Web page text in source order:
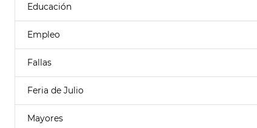
Educación
Empleo
Fallas
Feria de Julio
Mayores